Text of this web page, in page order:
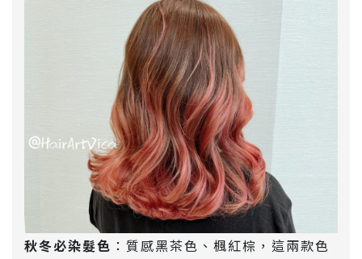
秋冬必染髮色 ：質感黑茶色、楓紅棕，這兩款色